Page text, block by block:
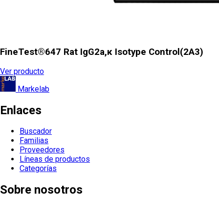
FineTest®647 Rat IgG2a,κ Isotype Control(2A3)
Ver producto
Markelab
Enlaces
Buscador
Familias
Proveedores
Líneas de productos
Categorías
Sobre nosotros